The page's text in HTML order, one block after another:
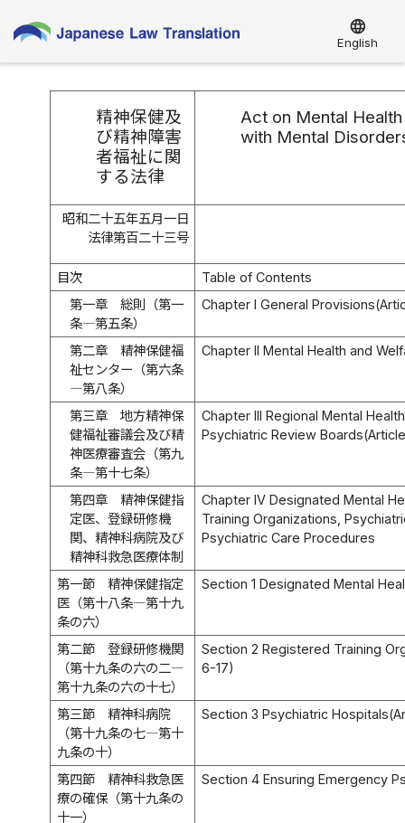
language
English
精神保健及
び精神障害
者福祉に関
する法律
Act on Mental
with Mental
昭和二十五年五月一日
法律第百二十三号
目次
Table of Contents
第一章 総則（第一
条―第五条）
Chapter I General
第二章 精神保健福
祉センター（第六条
―第八条）
Chapter II Mental Health and
第三章 地方精神保
健福祉審議会及び精
神医療審査会（第九
条―第十七条）
Chapter III Regional Mental
Psychiatric Review
第四章 精神保健指
定医、登録研修機
関、精神科病院及び
精神科救急医療体制
Chapter IV Designated Mental
Training Organizations,
Psychiatric Care Procedures
第一節 精神保健指定
医（第十八条―第十九
条の六）
Section 1 Designated Mental
第二節 登録研修機関
（第十九条の六の二―
第十九条の六の十七）
Section 2 Registered Training
6-17)
第三節 精神科病院
（第十九条の七―第十
九条の十）
Section 3 Psychiatric
第四節 精神科救急医
療の確保（第十九条の
十一）
Section 4 Ensuring Emergency